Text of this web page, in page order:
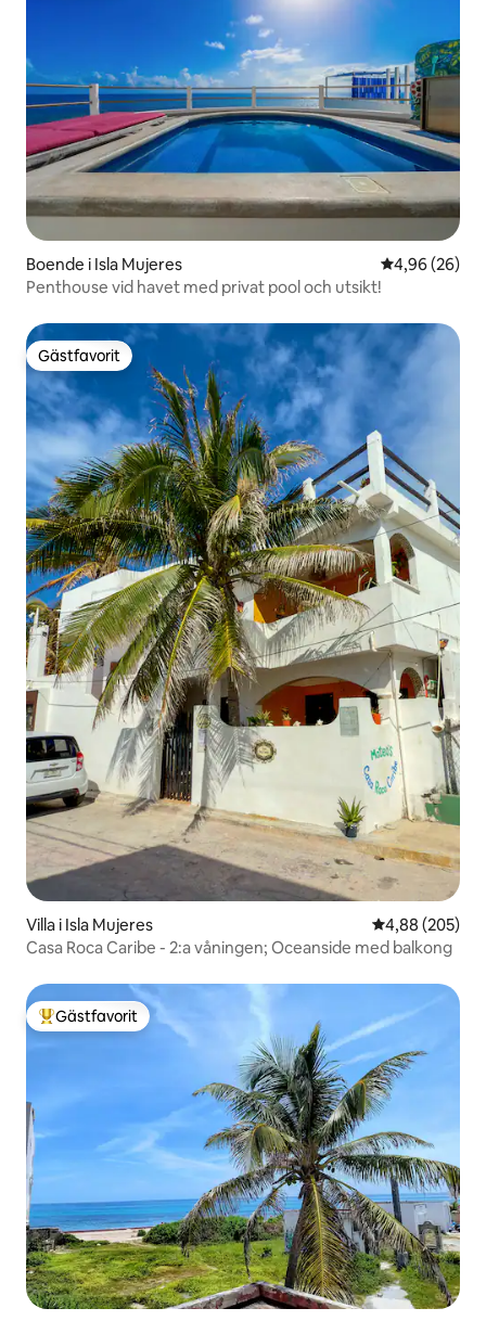
Boende i Isla Mujeres 4,96 av 5 i
4,96 (26)
Penthouse vid havet med privat pool och utsikt!
Gästfavorit
Gästfavorit
Villa i Isla Mujeres 4,88 av 5 i
4,88 (205)
Casa Roca Caribe - 2:a våningen; Oceanside med balkong
Populär gästfavorit
Gästfavorit